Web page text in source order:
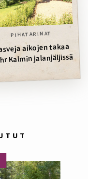
PIHATARINAT
aikojen takaa
Kalmin jalanjäljissä